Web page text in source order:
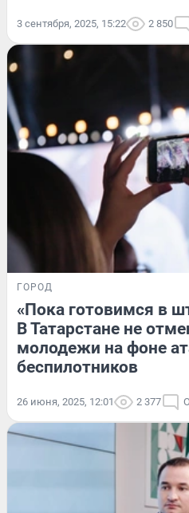
3 сентября, 2025, 15:22 2 850
ГОРОД
«Пока готовимся в
В Татарстане не
молодежи на фоне
беспилотников
26 июня, 2025, 12:01 2 377